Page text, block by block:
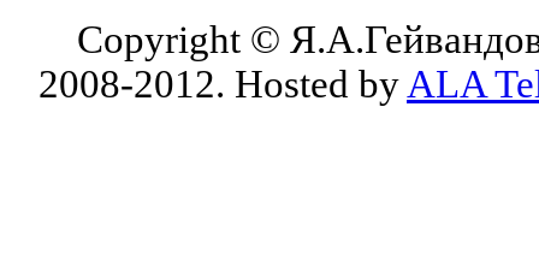
Copyright ©
2008-2012. Hosted byALA